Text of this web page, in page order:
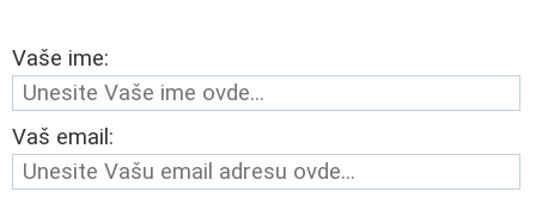
Vaše ime:
Vaš email: